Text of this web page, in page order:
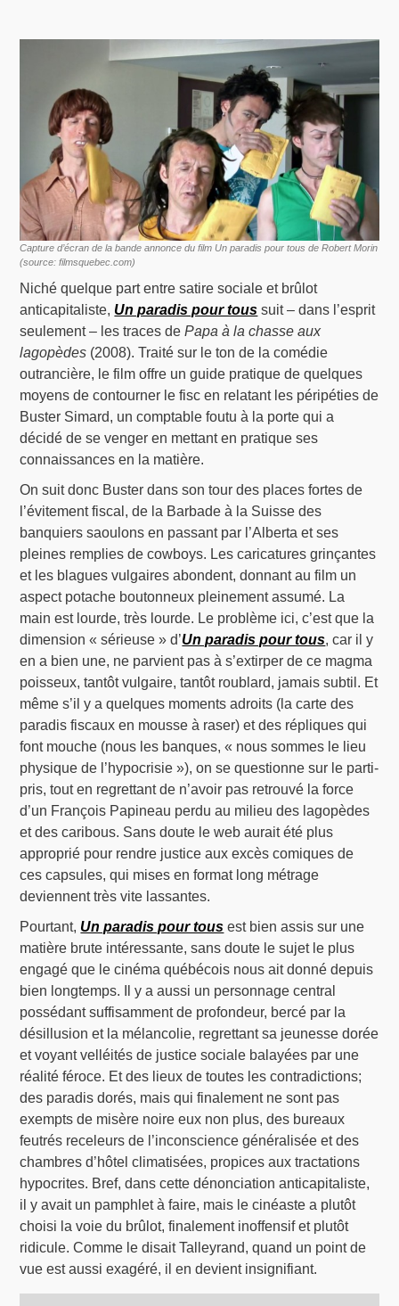
Capture d’écran de la bande annonce du film Un paradis pour tous de Robert Morin
(source: filmsquebec.com)
Niché quelque part entre satire sociale et brûlot
anticapitaliste, Un paradis pour tous suit – dans l’esprit
seulement – les traces dePapa à la chasse aux
lagopèdes (2008). Traité sur le ton de la comédie
outrancière, le film offre un guide pratique de quelques
moyens de contourner le fisc en relatant les péripéties de
Buster Simard, un comptable foutu à la porte qui a
décidé de se venger en mettant en pratique ses
connaissances en la matière.
On suit donc Buster dans son tour des places fortes de
l’évitement fiscal, de la Barbade à la Suisse des
banquiers saoulons en passant par l’Alberta et ses
pleines remplies de cowboys. Les caricatures grinçantes
et les blagues vulgaires abondent, donnant au film un
aspect potache boutonneux pleinement assumé. La
main est lourde, très lourde. Le problème ici, c’est que la
dimension « sérieuse » d’Un paradis pour tous, car il y
en a bien une, ne parvient pas à s’extirper de ce magma
poisseux, tantôt vulgaire, tantôt roublard, jamais subtil. Et
même s’il y a quelques moments adroits (la carte des
paradis fiscaux en mousse à raser) et des répliques qui
font mouche (nous les banques, « nous sommes le lieu
physique de l’hypocrisie »), on se questionne sur le parti-
pris, tout en regrettant de n’avoir pas retrouvé la force
d’un François Papineau perdu au milieu des lagopèdes
et des caribous. Sans doute le web aurait été plus
approprié pour rendre justice aux excès comiques de
ces capsules, qui mises en format long métrage
deviennent très vite lassantes.
Pourtant, Un paradis pour tous est bien assis sur une
matière brute intéressante, sans doute le sujet le plus
engagé que le cinéma québécois nous ait donné depuis
bien longtemps. Il y a aussi un personnage central
possédant suffisamment de profondeur, bercé par la
désillusion et la mélancolie, regrettant sa jeunesse dorée
et voyant velléités de justice sociale balayées par une
réalité féroce. Et des lieux de toutes les contradictions;
des paradis dorés, mais qui finalement ne sont pas
exempts de misère noire eux non plus, des bureaux
feutrés receleurs de l’inconscience généralisée et des
chambres d’hôtel climatisées, propices aux tractations
hypocrites. Bref, dans cette dénonciation anticapitaliste,
il y avait un pamphlet à faire, mais le cinéaste a plutôt
choisi la voie du brûlot, finalement inoffensif et plutôt
ridicule. Comme le disait Talleyrand, quand un point de
vue est aussi exagéré, il en devient insignifiant.